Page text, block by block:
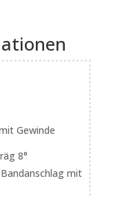
Gewinde
8°
mit